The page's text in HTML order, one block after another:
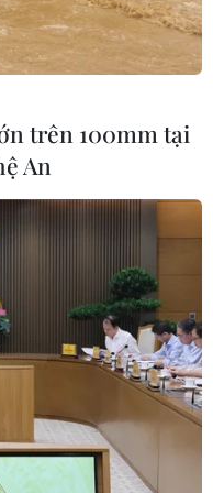
và Iran tiến gần bước
phá ngoại giao
khôi phục bản ghi
nhà trung gian quốc
biết Mỹ và Iran
tiến gần bước đột
trên 100mm tại
An